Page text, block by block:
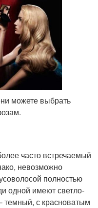
можете выбрать
часто встречаемый
невозможно
полностью
одной имеют светло-
темный, с красноватым